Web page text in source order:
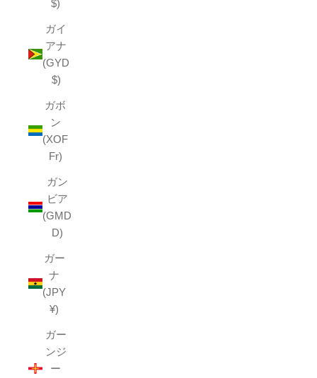
$)
ガイ
アナ
(GYD
$)
ガボ
ン
(XOF
Fr)
ガン
ビア
(GMD
D)
ガー
ナ
(JPY
¥)
ガー
ンジ
ー